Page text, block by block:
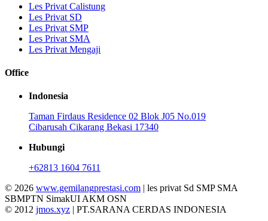
Les Privat Calistung
Les Privat SD
Les Privat SMP
Les Privat SMA
Les Privat Mengaji
Office
Indonesia
Taman Firdaus Residence 02 Blok J05 No.019
Cibarusah Cikarang Bekasi 17340
Hubungi
+62813 1604 7611
© 2026 www.gemilangprestasi.com | les privat Sd SMP SMA
SBMPTN SimakUI AKM OSN
© 2012 jmos.xyz | PT.SARANA CERDAS INDONESIA